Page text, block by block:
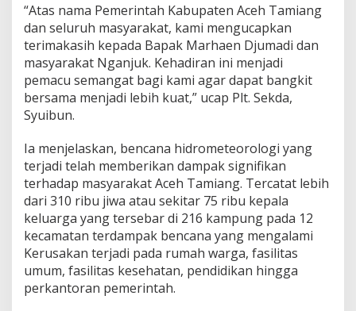
“Atas nama Pemerintah Kabupaten Aceh Tamiang
dan seluruh masyarakat, kami mengucapkan
terimakasih kepada Bapak Marhaen Djumadi dan
masyarakat Nganjuk. Kehadiran ini menjadi
pemacu semangat bagi kami agar dapat bangkit
bersama menjadi lebih kuat,” ucap Plt. Sekda,
Syuibun.
Ia menjelaskan, bencana hidrometeorologi yang
terjadi telah memberikan dampak signifikan
terhadap masyarakat Aceh Tamiang. Tercatat lebih
dari 310 ribu jiwa atau sekitar 75 ribu kepala
keluarga yang tersebar di 216 kampung pada 12
kecamatan terdampak bencana yang mengalami
Kerusakan terjadi pada rumah warga, fasilitas
umum, fasilitas kesehatan, pendidikan hingga
perkantoran pemerintah.